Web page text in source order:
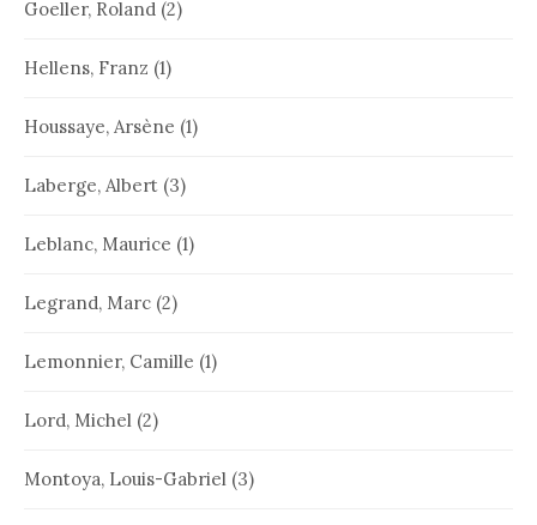
Goeller, Roland (2)
Hellens, Franz (1)
Houssaye, Arsène (1)
Laberge, Albert (3)
Leblanc, Maurice (1)
Legrand, Marc (2)
Lemonnier, Camille (1)
Lord, Michel (2)
Montoya, Louis-Gabriel (3)